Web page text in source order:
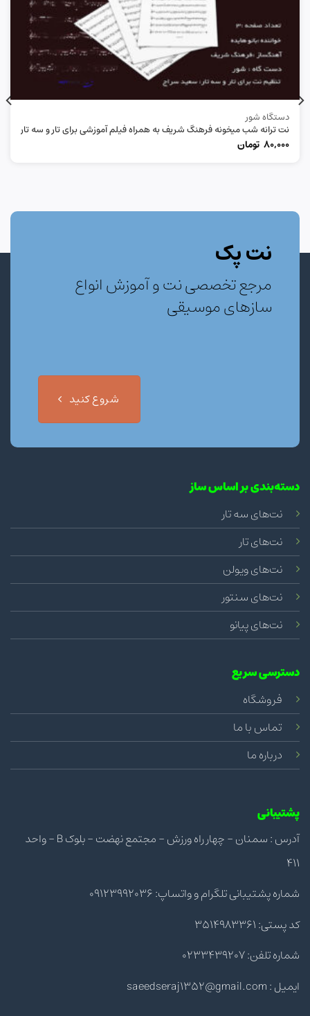
دستگاه شور
نت ترانه شب میخونه فرهنگ شریف به همراه فیلم آموزشی برای تار و سه تار
80,000 تومان
نت پک
مرجع تخصصی نت و آموزش انواع
سازهای موسیقی
شروع کنید
دسته‌بندی بر اساس ساز
نت‌های سه تار
نت‌های تار
نت‌های ویولن
نت‌های سنتور
نت‌های پیانو
دسترسی سریع
فروشگاه
تماس با ما
درباره ما
پشتیبانی
آدرس : سمنان - چهار راه ورزش - مجتمع نهضت - بلوک B - واحد
411
شماره پشتیبانی تلگرام و واتساپ: 09123992036
کد پستی: 3514983361
شماره تلفن: 0233439207
ایمیل : saeedseraj1352@gmail.com